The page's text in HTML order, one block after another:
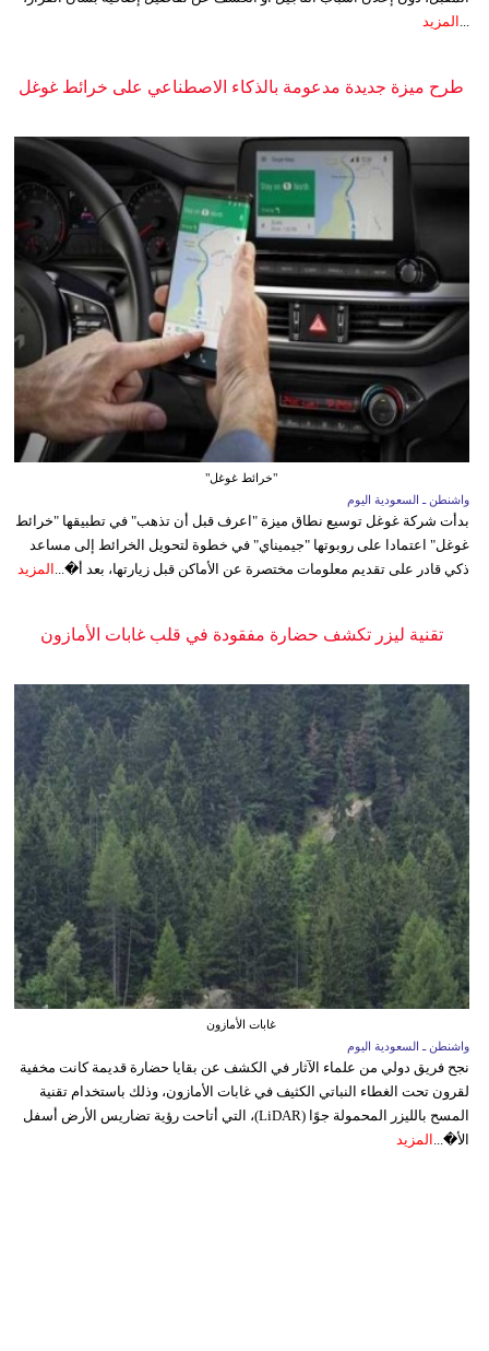
المزيد
طرح ميزة جديدة مدعومة بالذكاء الاصطناعي على خرائط غوغل
"خرائط غوغل"
واشنطن ـ السعودية اليوم
بدأت شركة غوغل توسيع نطاق ميزة "اعرف قبل أن تذهب" في تطبيقها "خرائط
غوغل" اعتمادا على روبوتها "جيميناي" في خطوة لتحويل الخرائط إلى مساعد
ذكي قادر على تقديم معلومات مختصرة عن الأماكن قبل زيارتها، بعد أ�... المزيد
تقنية ليزر تكشف حضارة مفقودة في قلب غابات الأمازون
غابات الأمازون
واشنطن ـ السعودية اليوم
نجح فريق دولي من علماء الآثار في الكشف عن بقايا حضارة قديمة كانت مخفية
لقرون تحت الغطاء النباتي الكثيف في غابات الأمازون، وذلك باستخدام تقنية
المسح بالليزر المحمولة جوًا (LiDAR)، التي أتاحت رؤية تضاريس الأرض أسفل
الأ�... المزيد